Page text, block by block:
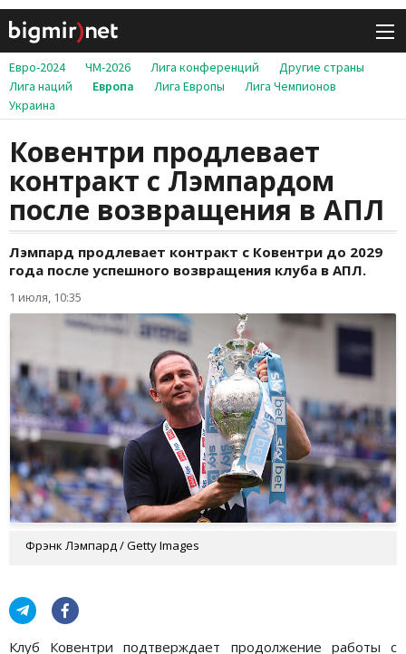
Евро-2024 ЧМ-2026 Лига конференций
Другие страны
Лига наций
Европа Лига Европы
Лига Чемпионов
Украина
Ковентри продлевает
контракт с Лэмпардом
после возвращения в АПЛ
Лэмпард продлевает контракт с Ковентри до 2029
года после успешного возвращения клуба в АПЛ.
1 июля, 10:35
Фрэнк Лэмпард / Getty Images
Клуб Ковентри подтверждает продолжение работы с